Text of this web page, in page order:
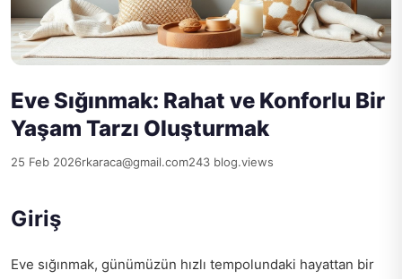
Eve Sığınmak: Rahat ve Konforlu Bir
Yaşam Tarzı Oluşturmak
25 Feb 2026rkaraca@gmail.com243 blog.views
Giriş
Eve sığınmak, günümüzün hızlı tempolundaki hayattan bir